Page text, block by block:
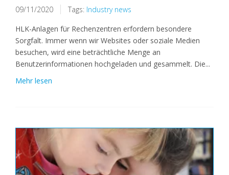
09/11/2020 Tags: Industry news
HLK-Anlagen für Rechenzentren erfordern besondere
Sorgfalt. Immer wenn wir Websites oder soziale Medien
besuchen, wird eine beträchtliche Menge an
Benutzerinformationen hochgeladen und gesammelt. Die...
Mehr lesen